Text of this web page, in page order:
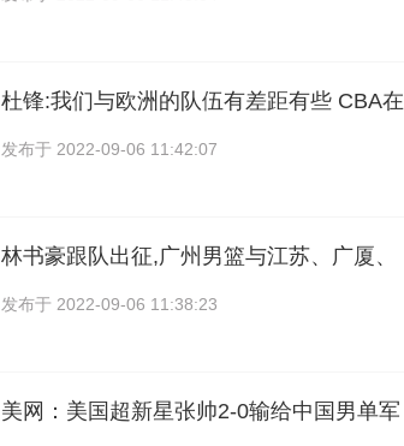
杜锋:我们与欧洲的队伍有差距有些 CBA在
发布于 2022-09-06 11:42:07
林书豪跟队出征,广州男篮与江苏、广厦、
发布于 2022-09-06 11:38:23
美网：美国超新星张帅2-0输给中国男单军